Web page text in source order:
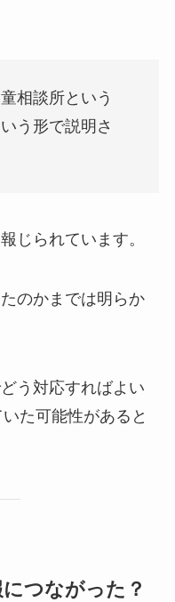
相談所という
う形で説明さ
じられています。
のかまでは明らか
う対応すればよい
た可能性があると
つながった？